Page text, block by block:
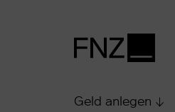
Geld anlegen